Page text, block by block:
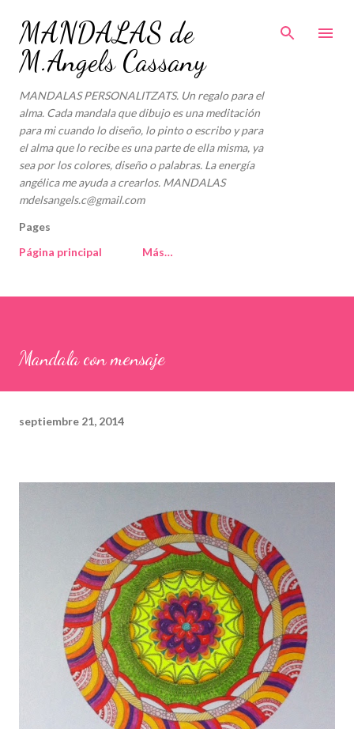
Ir al contenido principal
MANDALAS de
M.Angels Cassany
MANDALAS PERSONALITZATS. Un regalo para el
alma. Cada mandala que dibujo es una meditación
para mi cuando lo diseño, lo pinto o escribo y para
el alma que lo recibe es una parte de ella misma, ya
sea por los colores, diseño o palabras. La energía
angélica me ayuda a crearlos. MANDALAS
mdelsangels.c@gmail.com
Pages
Página principal
Más…
Mandala con mensaje
septiembre 21, 2014